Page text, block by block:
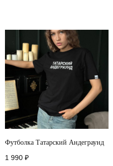
Футболка Татарский Андеграунд
1 990 ₽